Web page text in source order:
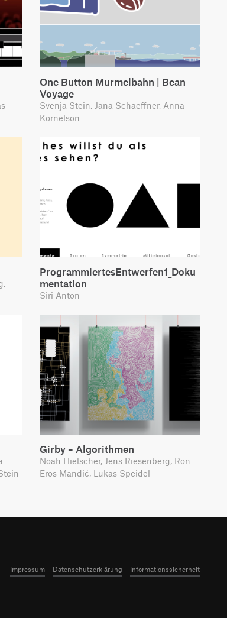
One Button Murmelbahn | Bean
Voyage
Svenja Stein, Jana Schaeffner, Anna
Kornelson
ProgrammiertesEntwerfen1_Doku
mentation
Siri Anton
Girby – Algorithmen
Noah Hielscher, Jens Riesenberg, Ron
Eros Mandić, Lukas Speidel
Impressum Datenschutzerklärung Informationssicherheit